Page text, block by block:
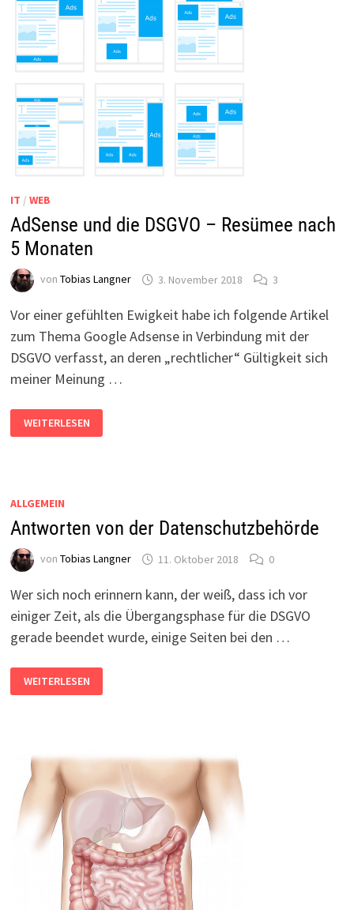
IT / WEB
AdSense und die DSGVO – Resümee nach
5 Monaten
von Tobias Langner 3. November 2018 3
Vor einer gefühlten Ewigkeit habe ich folgende Artikel
zum Thema Google Adsense in Verbindung mit der
DSGVO verfasst, an deren „rechtlicher“ Gültigkeit sich
meiner Meinung …
UND
DIE
MONATEN
WEITERLESEN
ALLGEMEIN
Antworten von der Datenschutzbehörde
von Tobias Langner 11. Oktober 2018 0
Wer sich noch erinnern kann, der weiß, dass ich vor
einiger Zeit, als die Übergangsphase für die DSGVO
gerade beendet wurde, einige Seiten bei den …
VON
DER
WEITERLESEN